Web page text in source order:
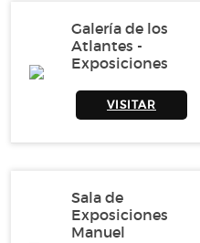
Galería de los
Atlantes -
Exposiciones
VISITAR
Sala de
Exposiciones
Manuel